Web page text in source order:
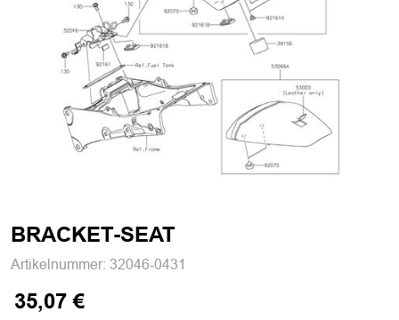
BRACKET-SEAT
Artikelnummer: 32046-0431
35,07 €